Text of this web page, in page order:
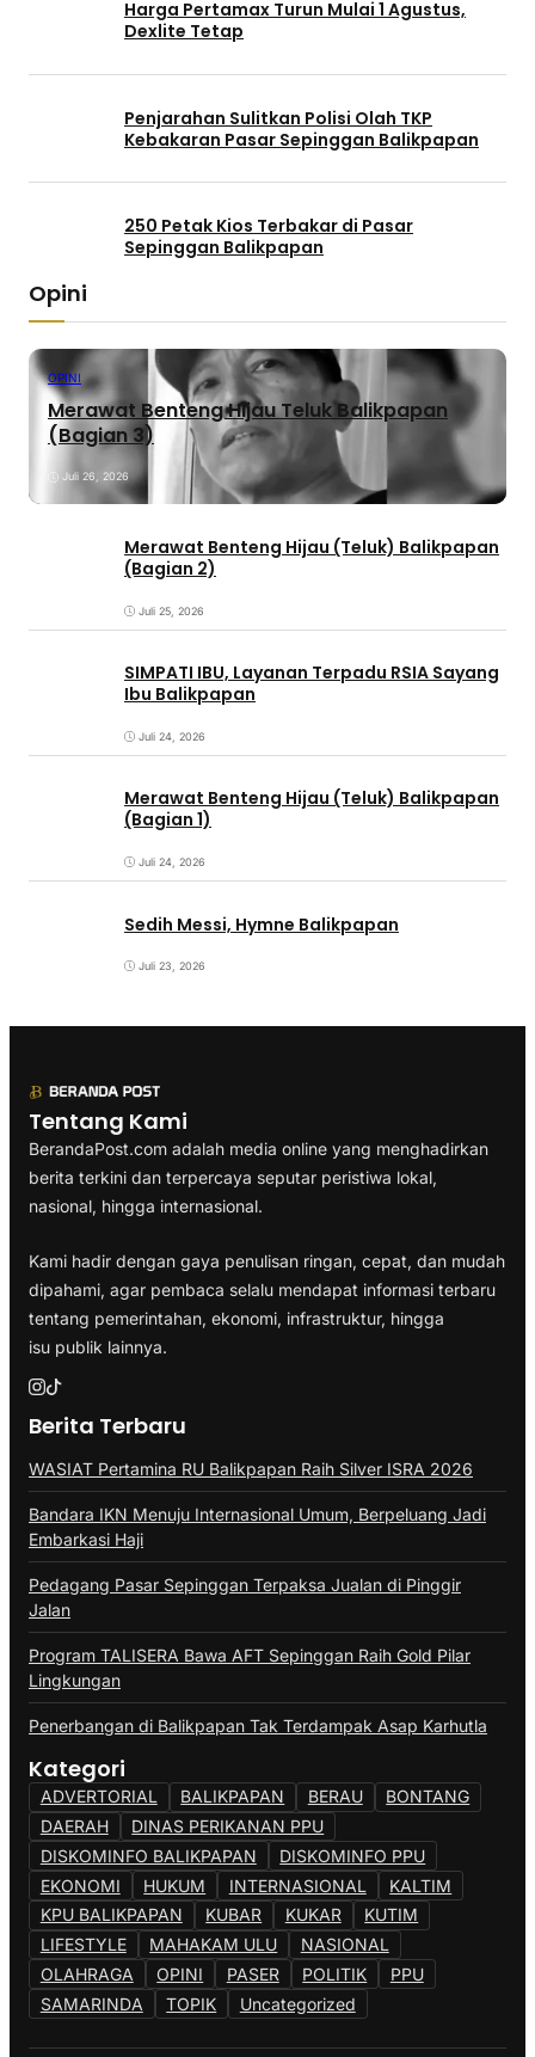
Harga Pertamax Turun Mulai 1 Agustus,
Dexlite Tetap
Penjarahan Sulitkan Polisi Olah TKP
Kebakaran Pasar Sepinggan Balikpapan
250 Petak Kios Terbakar di Pasar
Sepinggan Balikpapan
Opini
OPINI
Merawat Benteng Hijau Teluk Balikpapan
(Bagian 3)
Juli 26, 2026
Merawat Benteng Hijau (Teluk) Balikpapan
(Bagian 2)
Juli 25, 2026
SIMPATI IBU, Layanan Terpadu RSIA Sayang
Ibu Balikpapan
Juli 24, 2026
Merawat Benteng Hijau (Teluk) Balikpapan
(Bagian 1)
Juli 24, 2026
Sedih Messi, Hymne Balikpapan
Juli 23, 2026
Tentang Kami
BerandaPost.com adalah media online yang menghadirkan
berita terkini dan terpercaya seputar peristiwa lokal,
nasional, hingga internasional.
Kami hadir dengan gaya penulisan ringan, cepat, dan mudah
dipahami, agar pembaca selalu mendapat informasi terbaru
tentang pemerintahan, ekonomi, infrastruktur, hingga
isu publik lainnya.
Berita Terbaru
WASIAT Pertamina RU Balikpapan Raih Silver ISRA 2026
Bandara IKN Menuju Internasional Umum, Berpeluang Jadi
Embarkasi Haji
Pedagang Pasar Sepinggan Terpaksa Jualan di Pinggir
Jalan
Program TALISERA Bawa AFT Sepinggan Raih Gold Pilar
Lingkungan
Penerbangan di Balikpapan Tak Terdampak Asap Karhutla
Kategori
ADVERTORIAL BALIKPAPAN BERAU
BONTANG
DAERAH
DINAS PERIKANAN PPU
DISKOMINFO BALIKPAPAN
DISKOMINFO PPU
EKONOMI
HUKUM INTERNASIONAL
KALTIM
KPU BALIKPAPAN
KUBAR KUKAR
KUTIM
LIFESTYLE
MAHAKAM ULU
NASIONAL
OLAHRAGA
OPINI PASER POLITIK
PPU
SAMARINDA
TOPIK Uncategorized